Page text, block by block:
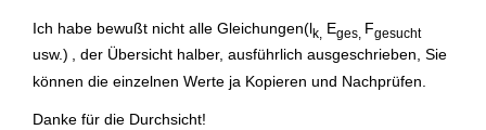
Ich habe bewußt nicht alle Gleichungen(lk, Eges, Fgesucht
usw.) , der Übersicht halber, ausführlich ausgeschrieben, Sie
können die einzelnen Werte ja Kopieren und Nachprüfen.
Danke für die Durchsicht!